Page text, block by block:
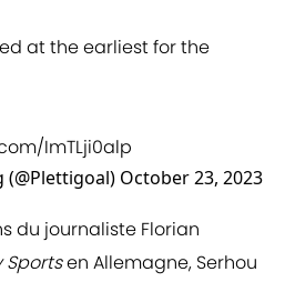
at the earliest for the
ImTLji0alp
October 23, 2023
du journaliste Florian
Sportsen Allemagne, Serhou